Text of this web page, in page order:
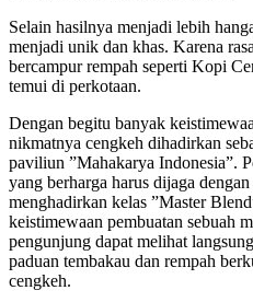
Selain hasilnya menjadi lebih
menjadi unik dan khas. Karena
bercampur rempah seperti Kopi
temui di perkotaan.
Dengan begitu banyak
nikmatnya cengkeh dihadirkan
paviliun ”Mahakarya Indonesia”.
yang berharga harus dijaga
menghadirkan kelas ”Master
keistimewaan pembuatan sebuah
pengunjung dapat melihat
paduan tembakau dan rempah
cengkeh.